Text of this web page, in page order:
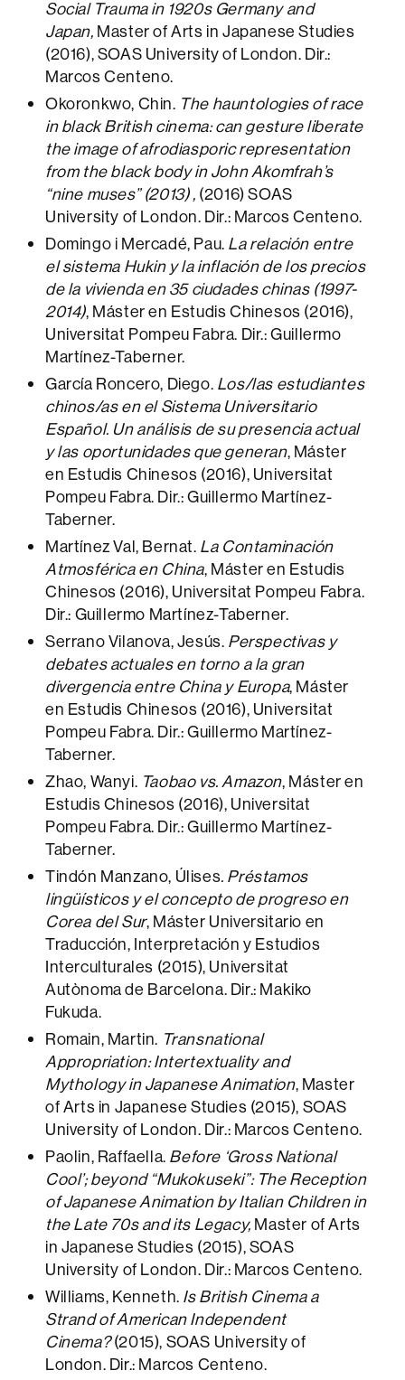
Social Trauma in 1920s Germany and
Japan, Master of Arts in Japanese Studies
(2016), SOAS University of London. Dir.:
Marcos Centeno.
Okoronkwo, Chin. The hauntologies of race
in black British cinema: can gesture liberate
the image of afrodiasporic representation
from the black body in John Akomfrah’s
“nine muses” (2013) , (2016) SOAS
University of London. Dir.: Marcos Centeno.
Domingo i Mercadé, Pau. La relación entre
el sistema Hukin y la inflación de los precios
de la vivienda en 35 ciudades chinas (1997-
2014), Máster en Estudis Chinesos (2016),
Universitat Pompeu Fabra. Dir.: Guillermo
Martínez-Taberner.
García Roncero, Diego. Los/las estudiantes
chinos/as en el Sistema Universitario
Español. Un análisis de su presencia actual
y las oportunidades que generan, Máster
en Estudis Chinesos (2016), Universitat
Pompeu Fabra. Dir.: Guillermo Martínez-
Taberner.
Martínez Val, Bernat. La Contaminación
Atmosférica en China, Máster en Estudis
Chinesos (2016), Universitat Pompeu Fabra.
Dir.: Guillermo Martínez-Taberner.
Serrano Vilanova, Jesús. Perspectivas y
debates actuales en torno a la gran
divergencia entre China y Europa, Máster
en Estudis Chinesos (2016), Universitat
Pompeu Fabra. Dir.: Guillermo Martínez-
Taberner.
Zhao, Wanyi. Taobao vs. Amazon, Máster en
Estudis Chinesos (2016), Universitat
Pompeu Fabra. Dir.: Guillermo Martínez-
Taberner.
Tindón Manzano, Úlises. Préstamos
lingüísticos y el concepto de progreso en
Corea del Sur, Máster Universitario en
Traducción, Interpretación y Estudios
Interculturales (2015), Universitat
Autònoma de Barcelona. Dir.: Makiko
Fukuda.
Romain, Martin. Transnational
Appropriation: Intertextuality and
Mythology in Japanese Animation, Master
of Arts in Japanese Studies (2015), SOAS
University of London. Dir.: Marcos Centeno.
Paolin, Raffaella. Before ‘Gross National
Cool’; beyond “Mukokuseki”: The Reception
of Japanese Animation by Italian Children in
the Late 70s and its Legacy, Master of Arts
in Japanese Studies (2015), SOAS
University of London. Dir.: Marcos Centeno.
Williams, Kenneth. Is British Cinema a
Strand of American Independent
Cinema?(2015), SOAS University of
London. Dir.: Marcos Centeno.